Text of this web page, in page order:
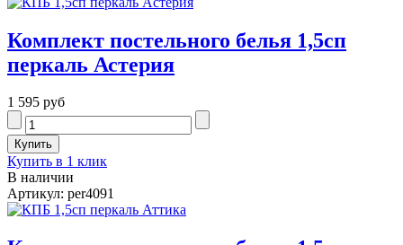
Комплект постельного белья 1,5сп
перкаль Астерия
1 595 руб
Купить в 1 клик
В наличии
Артикул: per4091